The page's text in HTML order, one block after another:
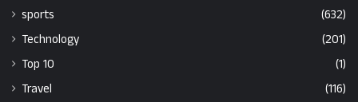
sports
(632)
Technology
(201)
Top 10
(1)
Travel
(116)